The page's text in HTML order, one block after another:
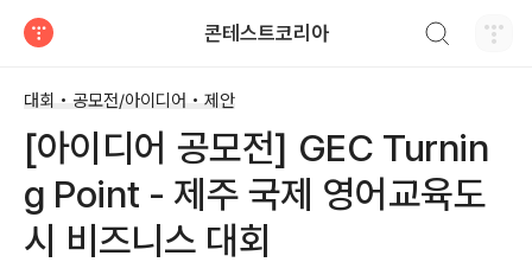
콘테스트코리아
대회 • 공모전/아이디어 • 제안
[아이디어 공모전] GEC Turnin
g Point - 제주 국제 영어교육도
시 비즈니스 대회